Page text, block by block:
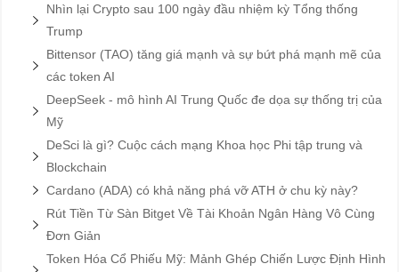
Nhìn lại Crypto sau 100 ngày đầu nhiệm kỳ Tổng thống
Trump
Bittensor (TAO) tăng giá mạnh và sự bứt phá mạnh mẽ của
các token AI
DeepSeek - mô hình AI Trung Quốc đe dọa sự thống trị của
Mỹ
DeSci là gì? Cuộc cách mạng Khoa học Phi tập trung và
Blockchain
Cardano (ADA) có khả năng phá vỡ ATH ở chu kỳ này?
Rút Tiền Từ Sàn Bitget Về Tài Khoản Ngân Hàng Vô Cùng
Đơn Giản
Token Hóa Cổ Phiếu Mỹ: Mảnh Ghép Chiến Lược Định Hình